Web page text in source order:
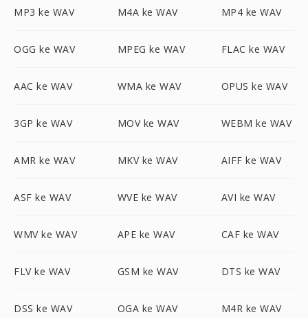
MP3 ke WAV M4A ke WAV MP4 ke WAV
OGG ke WAV MPEG ke WAV FLAC ke WAV
AAC ke WAV WMA ke WAV OPUS ke WAV
3GP ke WAV MOV ke WAV WEBM ke WAV
AMR ke WAV MKV ke WAV AIFF ke WAV
ASF ke WAV WVE ke WAV AVI ke WAV
WMV ke WAV APE ke WAV CAF ke WAV
FLV ke WAV GSM ke WAV DTS ke WAV
DSS ke WAV OGA ke WAV M4R ke WAV